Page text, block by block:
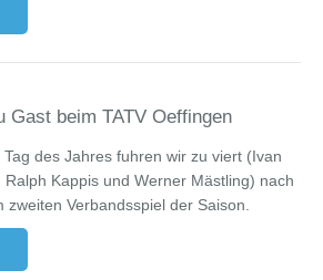
Gast beim TATV Oeffingen
des Jahres fuhren wir zu viert (Ivan
Kappis und Werner Mästling) nach
Verbandsspiel der Saison.